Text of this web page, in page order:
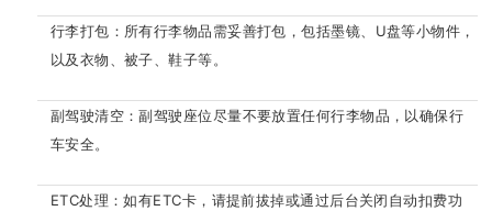
行李打包：所有行李物品需妥善打包，包括墨镜、U盘等小物件，
以及衣物、被子、鞋子等。
副驾驶清空：副驾驶座位尽量不要放置任何行李物品，以确保行
车安全。
ETC处理：如有ETC卡，请提前拔掉或通过后台关闭自动扣费功